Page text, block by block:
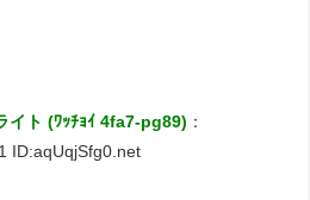
イト (ﾜｯﾁｮｲ 4fa7-pg89) ：
ID:aqUqjSfg0.net